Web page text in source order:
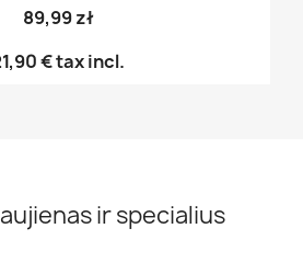
89,99 zł
€tax incl.
ir specialius